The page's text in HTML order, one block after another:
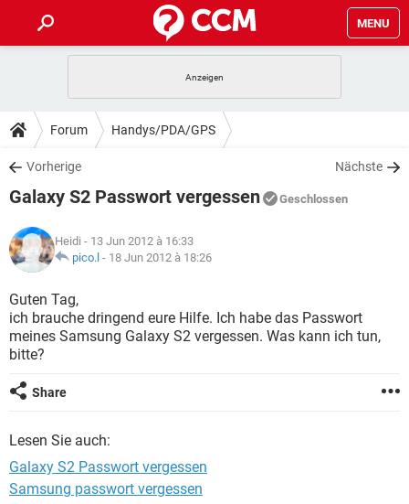
MENU
ANDROID IOS
WINDOWS 10
WHATSAPP TIKTOK
FACEBOOK
TIPPS & TRICKS
SPIELE STREAMING
WHATSAPP
FACEBOOK
DOWNLOADS
SPIELE STREAMING
ANDROID
WINDOWS 10
WHATSAPP
FACEBOOK HARDWARE
SPIELE
ANDROID
WINDOWS 10
WHATSAPP TIKTOK
LEXIKON
SPIELE
ANDROID IOS
WINDOWS 10
WHATSAPP
Forum Handys/PDA/GPS
Vorherige Nächste
Galaxy S2 Passwort vergessen Geschlossen
Heidi - 13 Jun 2012 à 16:33
pico.l - 18 Jun 2012 à 18:26
Guten Tag,
ich brauche dringend eure Hilfe. Ich habe das Passwort
meines Samsung Galaxy S2 vergessen. Was kann ich tun,
bitte?
Share
Lesen Sie auch:
Galaxy S2 Passwort vergessen
Samsung passwort vergessen